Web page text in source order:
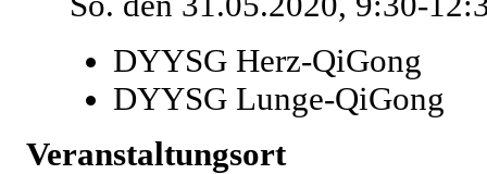
DYYSG Herz-QiGong
DYYSG Lunge-QiGong
Veranstaltungsort